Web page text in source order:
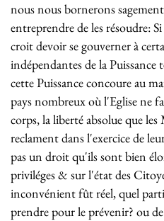
nous nous bornerons
entreprendre de les résoudre:
croit devoir se gouverner à
indépendantes de la
cette Puissance concoure au
pays nombreux où l'Eglise ne
corps, la liberté absolue que
reclament dans l'exercice de
pas un droit qu'ils sont bien
priviléges & sur l'état des
inconvénient fût réel, quel
prendre pour le prévenir? ou